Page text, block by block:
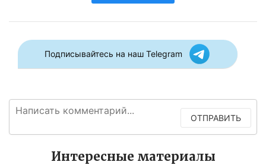
Подписывайтесь на наш Telegram
ОТПРАВИТЬ
Интересные материалы